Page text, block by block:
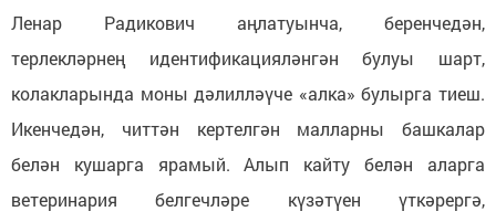
Ленар Радикович аңлатуынча, беренчедән,
терлекләрнең идентификацияләнгән булуы шарт,
колакларында моны дәлилләүче «алка» булырга тиеш.
Икенчедән, читтән кертелгән малларны башкалар
белән кушарга ярамый. Алып кайту белән аларга
ветеринария белгечләре күзәтүен үткәрергә,